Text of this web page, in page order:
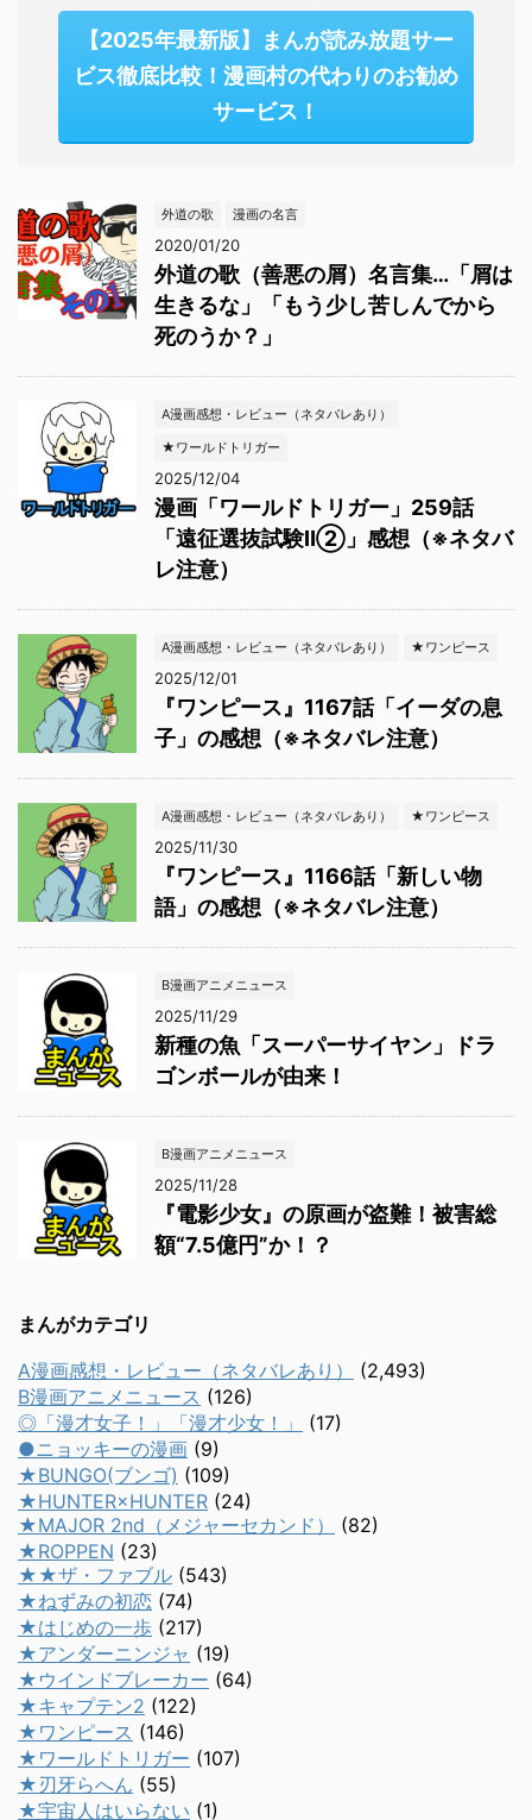
【2025年最新版】まんが読み放題サー
ビス徹底比較！漫画村の代わりのお勧め
サービス！
外道の歌 漫画の名言
2020/01/20
外道の歌（善悪の屑）名言集…「屑は
生きるな」「もう少し苦しんでから
死のうか？」
A漫画感想・レビュー（ネタバレあり）
★ワールドトリガー
2025/12/04
漫画「ワールドトリガー」259話
「遠征選抜試験Ⅱ②」感想（※ネタバ
レ注意）
A漫画感想・レビュー（ネタバレあり） ★ワンピース
2025/12/01
『ワンピース』1167話「イーダの息
子」の感想（※ネタバレ注意）
A漫画感想・レビュー（ネタバレあり） ★ワンピース
2025/11/30
『ワンピース』1166話「新しい物
語」の感想（※ネタバレ注意）
B漫画アニメニュース
2025/11/29
新種の魚「スーパーサイヤン」ドラ
ゴンボールが由来！
B漫画アニメニュース
2025/11/28
『電影少女』の原画が盗難！被害総
額“7.5億円”か！？
まんがカテゴリ
A漫画感想・レビュー（ネタバレあり）
(2,493)
B漫画アニメニュース (126)
◎「漫才女子！」「漫才少女！」
(17)
●ニョッキーの漫画 (9)
★BUNGO(ブンゴ) (109)
★HUNTER×HUNTER (24)
★MAJOR 2nd（メジャーセカンド）
(82)
★ROPPEN (23)
★★ザ・ファブル (543)
★ねずみの初恋 (74)
★はじめの一歩 (217)
★アンダーニンジャ (19)
★ウインドブレーカー (64)
★キャプテン2 (122)
★ワンピース (146)
★ワールドトリガー (107)
★刃牙らへん (55)
★宇宙人はいらない (1)